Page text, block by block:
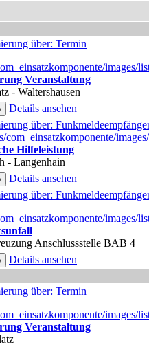
Veranstaltung
- Waltershausen
Details ansehen
Hilfeleistung
- Langenhain
Details ansehen
Anschlussstelle BAB 4
Details ansehen
Veranstaltung